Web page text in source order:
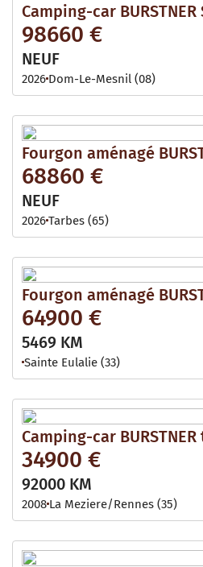
Camping-car BURSTNER
98660 €
NEUF
2026 Dom-Le-Mesnil (08)
Fourgon aménagé
68860 €
NEUF
2026Tarbes (65)
Fourgon aménagé
64900 €
5469 KM
Sainte Eulalie (33)
Camping-car
34900 €
92000 KM
2008 La Meziere/rennes (35)